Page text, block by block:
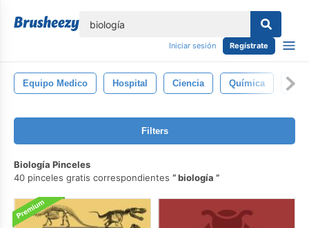
Iniciar sesión Regístrate
Equipo Medico Hospital Ciencia Química
Filters
Biología Pinceles
40 pinceles gratis correspondientes
biología